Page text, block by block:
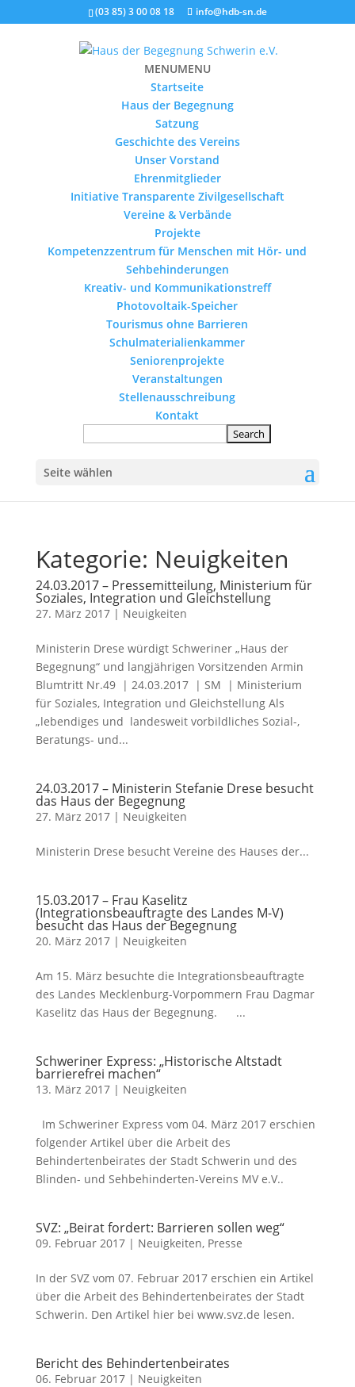
(03 85) 3 00 08 18 info@hdb-sn.de
MENUMENU
Startseite
Haus der Begegnung
Satzung
Geschichte des Vereins
Unser Vorstand
Ehrenmitglieder
Initiative Transparente Zivilgesellschaft
Vereine & Verbände
Projekte
Kompetenzzentrum für Menschen mit Hör- und
Sehbehinderungen
Kreativ- und Kommunikationstreff
Photovoltaik-Speicher
Tourismus ohne Barrieren
Schulmaterialienkammer
Seniorenprojekte
Veranstaltungen
Stellenausschreibung
Kontakt
Seite wählen
Kategorie: Neuigkeiten
24.03.2017 – Pressemitteilung, Ministerium für
Soziales, Integration und Gleichstellung
27. März 2017| Neuigkeiten
Ministerin Drese würdigt Schweriner „Haus der
Begegnung“ und langjährigen Vorsitzenden Armin
Blumtritt Nr.49 | 24.03.2017 | SM | Ministerium
für Soziales, Integration und Gleichstellung Als
„lebendiges und landesweit vorbildliches Sozial-,
Beratungs- und...
24.03.2017 – Ministerin Stefanie Drese besucht
das Haus der Begegnung
27. März 2017| Neuigkeiten
Ministerin Drese besucht Vereine des Hauses der...
15.03.2017 – Frau Kaselitz
(Integrationsbeauftragte des Landes M-V)
besucht das Haus der Begegnung
20. März 2017| Neuigkeiten
Am 15. März besuchte die Integrationsbeauftragte
des Landes Mecklenburg-Vorpommern Frau Dagmar
Kaselitz das Haus der Begegnung. ...
Schweriner Express: „Historische Altstadt
barrierefrei machen“
13. März 2017| Neuigkeiten
Im Schweriner Express vom 04. März 2017 erschien
folgender Artikel über die Arbeit des
Behindertenbeirates der Stadt Schwerin und des
Blinden- und Sehbehinderten-Vereins MV e.V..
SVZ: „Beirat fordert: Barrieren sollen weg“
09. Februar 2017| Neuigkeiten, Presse
In der SVZ vom 07. Februar 2017 erschien ein Artikel
über die Arbeit des Behindertenbeirates der Stadt
Schwerin. Den Artikel hier bei www.svz.de lesen.
Bericht des Behindertenbeirates
06. Februar 2017| Neuigkeiten